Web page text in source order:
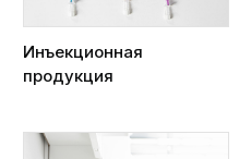
Инъекционная
продукция